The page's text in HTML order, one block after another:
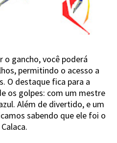
o gancho, você poderá
permitindo o acesso a
O destaque fica para a
os golpes: com um mestre
Além de divertido, e um
sabendo que ele foi o